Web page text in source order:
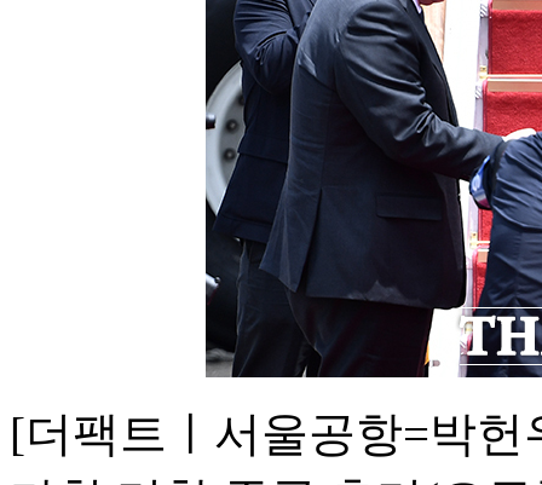
[더팩트ㅣ서울공항=박헌